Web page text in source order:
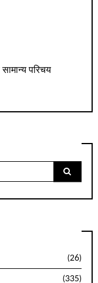
परिचय
(26)
(335)